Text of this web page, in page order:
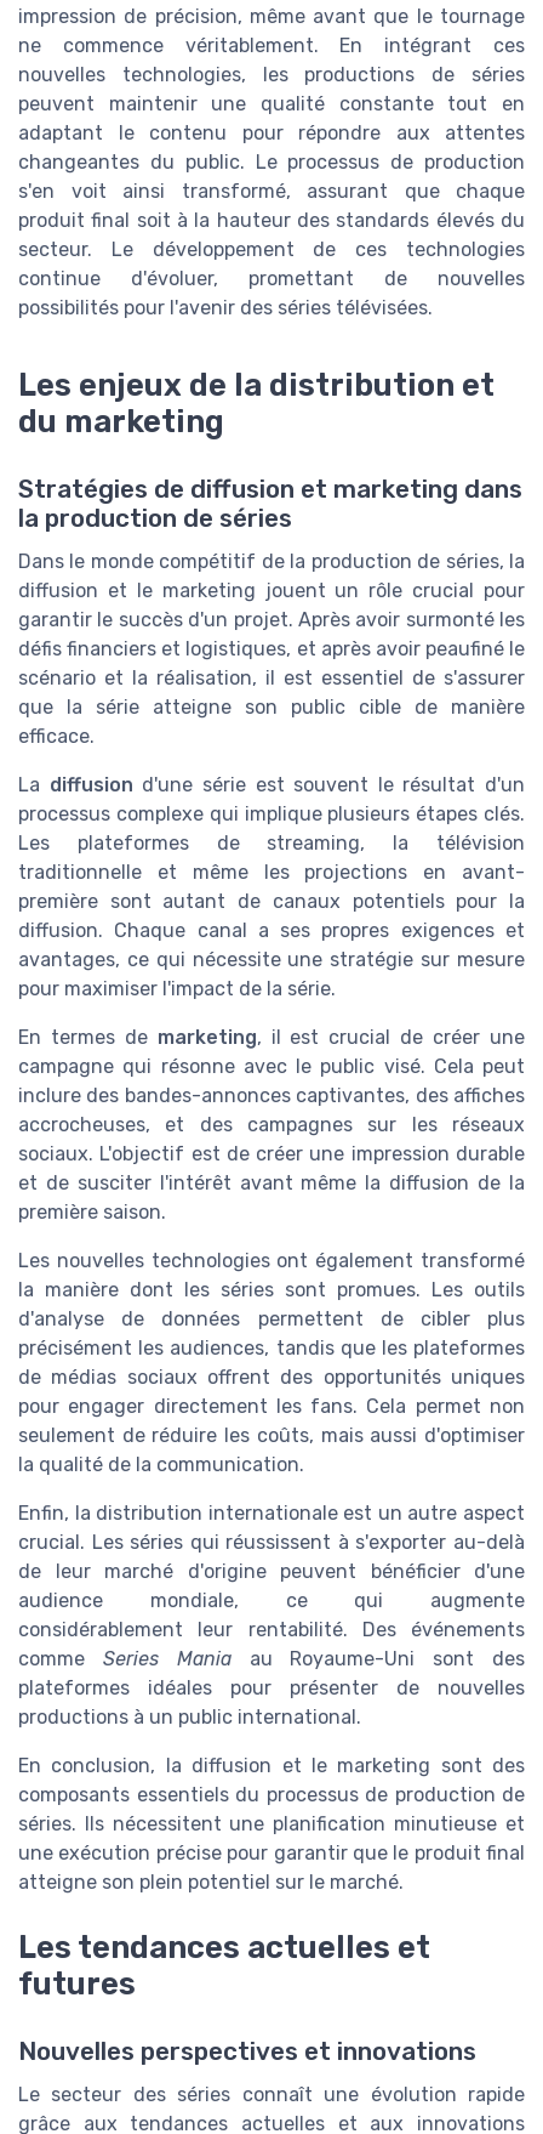
impression de précision, même avant que le tournage
ne commence véritablement. En intégrant ces
nouvelles technologies, les productions de séries
peuvent maintenir une qualité constante tout en
adaptant le contenu pour répondre aux attentes
changeantes du public. Le processus de production
s'en voit ainsi transformé, assurant que chaque
produit final soit à la hauteur des standards élevés du
secteur. Le développement de ces technologies
continue d'évoluer, promettant de nouvelles
possibilités pour l'avenir des séries télévisées.
Les enjeux de la distribution et
du marketing
Stratégies de diffusion et marketing dans
la production de séries
Dans le monde compétitif de la production de séries, la
diffusion et le marketing jouent un rôle crucial pour
garantir le succès d'un projet. Après avoir surmonté les
défis financiers et logistiques, et après avoir peaufiné le
scénario et la réalisation, il est essentiel de s'assurer
que la série atteigne son public cible de manière
efficace.
La diffusion d'une série est souvent le résultat d'un
processus complexe qui implique plusieurs étapes clés.
Les plateformes de streaming, la télévision
traditionnelle et même les projections en avant-
première sont autant de canaux potentiels pour la
diffusion. Chaque canal a ses propres exigences et
avantages, ce qui nécessite une stratégie sur mesure
pour maximiser l'impact de la série.
En termes de marketing, il est crucial de créer une
campagne qui résonne avec le public visé. Cela peut
inclure des bandes-annonces captivantes, des affiches
accrocheuses, et des campagnes sur les réseaux
sociaux. L'objectif est de créer une impression durable
et de susciter l'intérêt avant même la diffusion de la
première saison.
Les nouvelles technologies ont également transformé
la manière dont les séries sont promues. Les outils
d'analyse de données permettent de cibler plus
précisément les audiences, tandis que les plateformes
de médias sociaux offrent des opportunités uniques
pour engager directement les fans. Cela permet non
seulement de réduire les coûts, mais aussi d'optimiser
la qualité de la communication.
Enfin, la distribution internationale est un autre aspect
crucial. Les séries qui réussissent à s'exporter au-delà
de leur marché d'origine peuvent bénéficier d'une
audience mondiale, ce qui augmente
considérablement leur rentabilité. Des événements
comme Series Maniaau Royaume-Uni sont des
plateformes idéales pour présenter de nouvelles
productions à un public international.
En conclusion, la diffusion et le marketing sont des
composants essentiels du processus de production de
séries. Ils nécessitent une planification minutieuse et
une exécution précise pour garantir que le produit final
atteigne son plein potentiel sur le marché.
Les tendances actuelles et
futures
Nouvelles perspectives et innovations
Le secteur des séries connaît une évolution rapide
grâce aux tendances actuelles et aux innovations